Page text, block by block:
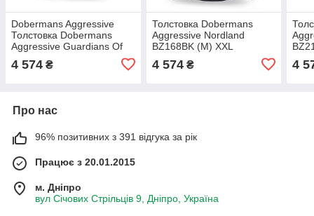
Dobermans Aggressive
Толстовка Dobermans
Aggressive Guardians Of
Asgard BZ197BK (M) XXL
4 574 ₴
Толстовка Dobermans
Aggressive Nordland
BZ168BK (M) XXL
4 574₴ 4
Про нас
96% позитивних з 391 відгука за рік
Працює з 20.01.2015
м. Дніпро
вул Січових Стрільців 9, Дніпро, Україна